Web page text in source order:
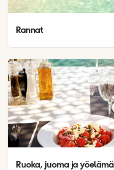
Rannat
Ruoka, juoma ja yöelämä